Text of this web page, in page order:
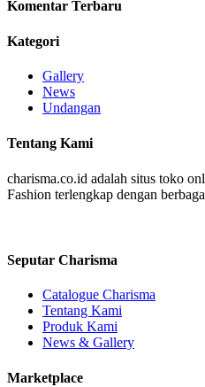
Komentar Terbaru
Kategori
Gallery
News
Undangan
Tentang Kami
charisma.co.id adalah situs toko
Fashion terlengkap dengan
Seputar Charisma
Catalogue Charisma
Tentang Kami
Produk Kami
News & Gallery
Marketplace